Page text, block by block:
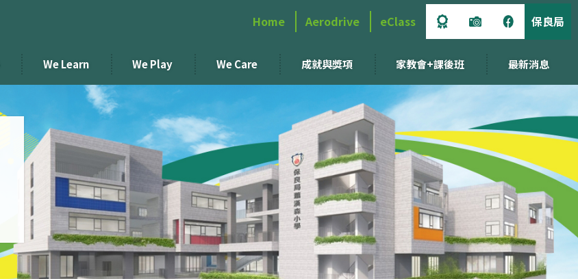
Home Aerodrive eClass 保良局
We Learn We Play We Care 成就與獎項 家教會+課後班 最新消息